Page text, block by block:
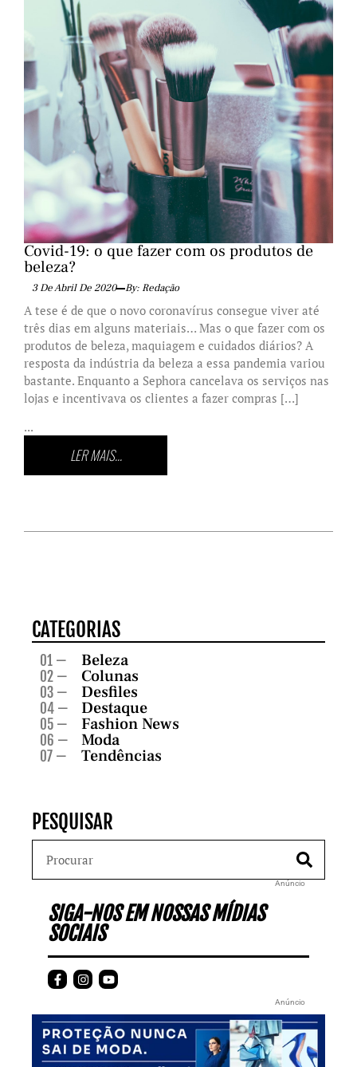
Covid-19: o que fazer com os produtos de
beleza?
3 De Abril De 2020 By: Redação
A tese é de que o novo coronavírus consegue viver até
três dias em alguns materiais… Mas o que fazer com os
produtos de beleza, maquiagem e cuidados diários? A
resposta da indústria da beleza a essa pandemia variou
bastante. Enquanto a Sephora cancelava os serviços nas
lojas e incentivava os clientes a fazer compras […]
...
LER MAIS...
CATEGORIAS
01 — Beleza
02 — Colunas
03 — Desfiles
04 — Destaque
05 — Fashion News
06 — Moda
07 — Tendências
PESQUISAR
Anúncio
SIGA-NOS EM NOSSAS MÍDIAS
SOCIAIS
Anúncio